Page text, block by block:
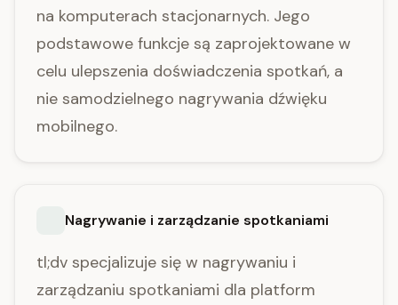
na komputerach stacjonarnych. Jego
podstawowe funkcje są zaprojektowane w
celu ulepszenia doświadczenia spotkań, a
nie samodzielnego nagrywania dźwięku
mobilnego.
Nagrywanie i zarządzanie spotkaniami
tl;dv specjalizuje się w nagrywaniu i
zarządzaniu spotkaniami dla platform